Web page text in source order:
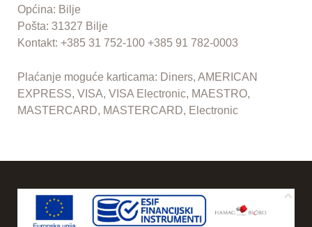
Općina: Bilje
Pošta: 31327 Bilje
Kontakt: +385 31 752-100 +385 91 782-0003
Plaćanje moguće karticama: Diners, AMERICAN
EXPRESS, VISA, VISA Electronic, MAESTRO,
MASTERCARD, MASTERCARD, Electronic